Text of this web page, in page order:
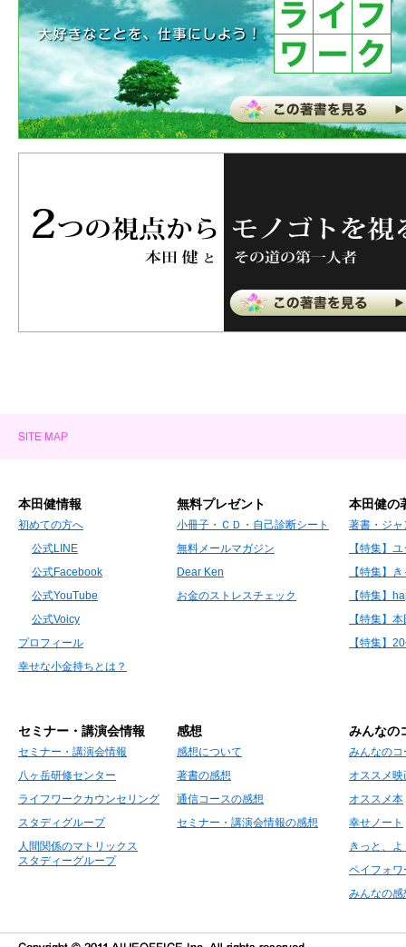
本田健情報
初めての方へ
公式LINE
公式Facebook
公式YouTube
公式Voicy
プロフィール
幸せな小金持ちとは？
無料プレゼント
小冊子・ＣＤ・自己診断シート
無料メールマガジン
Dear Ken
お金のストレスチェック
本田健の
著書・ジャ
【特集】
【特集】
【特集】
【特集】
【特集】
セミナー・講演会情報
セミナー・講演会情報
八ヶ岳研修センター
ライフワークカウンセリング
スタディグループ
人間関係のマトリックス
スタディーグループ
感想
感想について
著書の感想
通信コースの感想
セミナー・講演会情報の感想
みんなの
みんなの
オススメ映
オススメ本
幸せノート
きっと、
ペイフォワ
みんなの感